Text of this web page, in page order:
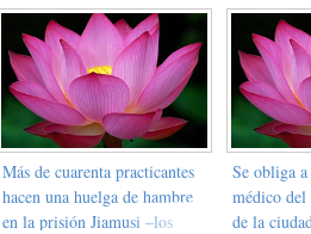
Más de cuarenta practicantes
hacen una huelga de hambre
en la prisión Jiamusi –los
Se obliga
médico
de la